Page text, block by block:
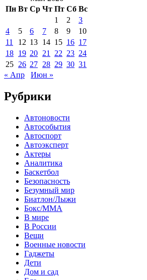
Пн Вт Ср Чт Пт Сб Вс
1
2
3
4
5 6 7 8 9
10
11
12 13 14 15 16 17
18 19 20 21 22 23 24
25 26 27 28 29 30 31
« Апр
Июн »
Рубрики
Автоновости
Автособытия
Автоспорт
Автоэксперт
Актеры
Аналитика
Баскетбол
Безопасность
Безумный мир
Биатлон/Лыжи
Бокс/MMA
В мире
В России
Вещи
Военные новости
Гаджеты
Дети
Дом и сад